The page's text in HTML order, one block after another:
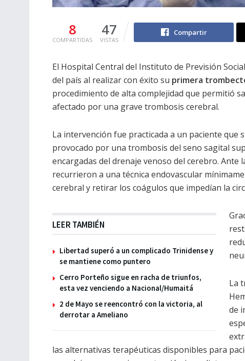
8
COMPARTIDAS
47
VISTAS
Compartir
El Hospital Central del Instituto de Previsión
del país al realizar con éxito su primera
procedimiento de alta complejidad que permitió
afectado por una grave trombosis cerebral.
La intervención fue practicada a un paciente que
provocado por una trombosis del seno sagital
encargadas del drenaje venoso del cerebro. Ante
recurrieron a una técnica endovascular
cerebral y retirar los coágulos que impedían la
LEER TAMBIÉN
Libertad superó a un complicado Trinidense y
se mantiene como puntero
Cerro Porteño sigue en racha de triunfos,
esta vez venciendo a Nacional/Humaitá
2 de Mayo se reencontró con la victoria, al
derrotar a Ameliano
La
de
las alternativas terapéuticas disponibles para